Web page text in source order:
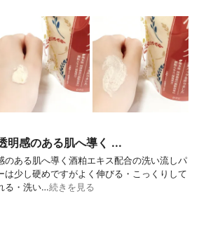
明感のある肌へ導く ...
のある肌へ導く酒粕エキス配合の洗い流しパ
は少し硬めですがよく伸びる・こっくりして
る・洗い…続きを見る